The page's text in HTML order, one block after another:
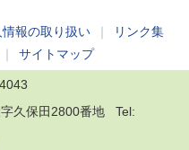
情報の取り扱い
リンク集
サイトマップ
久保田2800番地 Tel: